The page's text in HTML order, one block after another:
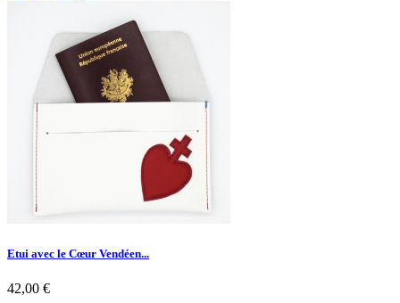
Etui avec le Cœur Vendéen...
42,00 €